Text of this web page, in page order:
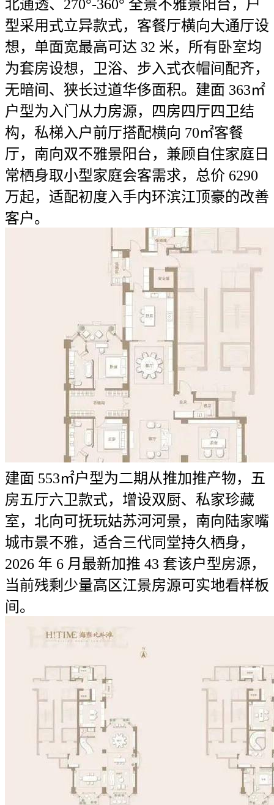
北通透、270°-360° 全景不雅景阳台，户
型采用式立异款式，客餐厅横向大通厅设
想，单面宽最高可达 32 米，所有卧室均
为套房设想，卫浴、步入式衣帽间配齐，
无暗间、狭长过道华侈面积。建面 363㎡
户型为入门从力房源，四房四厅四卫结
构，私梯入户前厅搭配横向 70㎡客餐
厅，南向双不雅景阳台，兼顾自住家庭日
常栖身取小型家庭会客需求，总价 6290
万起，适配初度入手内环滨江顶豪的改善
客户。
建面 553㎡户型为二期从推加推产物，五
房五厅六卫款式，增设双厨、私家珍藏
室，北向可抚玩姑苏河河景，南向陆家嘴
城市景不雅，适合三代同堂持久栖身，
2026 年 6 月最新加推 43 套该户型房源，
当前残剩少量高区江景房源可实地看样板
间。